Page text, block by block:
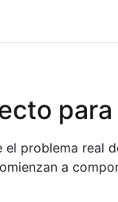
el problema real
a